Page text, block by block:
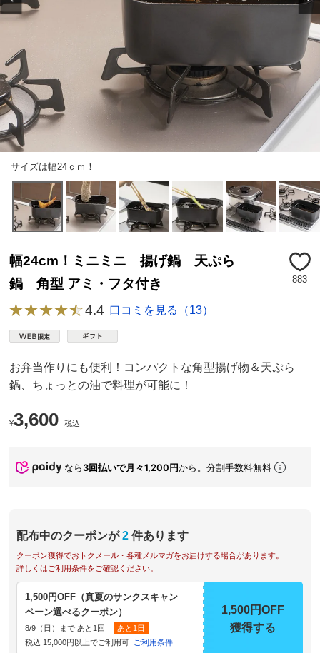
サイズは幅24ｃｍ！
幅24cm！ミニミニ 揚げ鍋 天ぷら
鍋 角型 アミ・フタ付き
883
4.4 口コミを見る（13）
お弁当作りにも便利！コンパクトな角型揚げ物＆天ぷら
鍋、ちょっとの油で料理が可能に！
¥3,600 税込
なら3回払いで月々1,200円から。分割手数料無料
配布中のクーポンが 2 件あります
クーポン獲得でおトクメール・各種メルマガをお届けする場合があります。
詳しくはご利用条件をご確認ください。
1,500円OFF（真夏のサンクスキャン
ペーン選べるクーポン）
8/9（日）まで あと1回
あと1日
税込 15,000円以上でご利用可
ご利用条件
1,500円OFF
獲得する